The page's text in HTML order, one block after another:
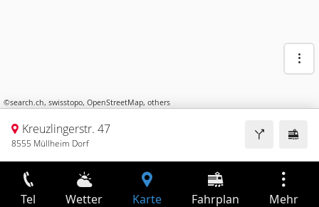
©search.ch, swisstopo, OpenStreetMap, others
Kreuzlingerstr. 47
8555 Müllheim Dorf
Tel Wetter Karte Fahrplan Mehr